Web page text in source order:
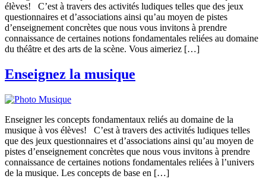
élèves! C’est à travers des activités ludiques telles que des jeux
questionnaires et d’associations ainsi qu’au moyen de pistes
d’enseignement concrètes que nous vous invitons à prendre
connaissance de certaines notions fondamentales reliées au domaine
du théâtre et des arts de la scène. Vous aimeriez […]
Enseignez la musique
Enseigner les concepts fondamentaux reliés au domaine de la
musique à vos élèves! C’est à travers des activités ludiques telles
que des jeux questionnaires et d’associations ainsi qu’au moyen de
pistes d’enseignement concrètes que nous vous invitons à prendre
connaissance de certaines notions fondamentales reliées à l’univers
de la musique. Les concepts de base en […]